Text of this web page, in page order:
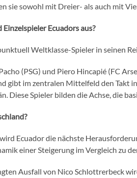
sie sowohl mit Dreier- als auch mit
Ecuadors aus?
Weltklasse-Spieler in seinen
(PSG) und Piero Hincapié (FC
gibt im zentralen Mittelfeld den Takt
Diese Spieler bilden die Achse, die
Ecuador die nächste
einer Steigerung im Vergleich zu
Ausfall von Nico Schlottrerbeck